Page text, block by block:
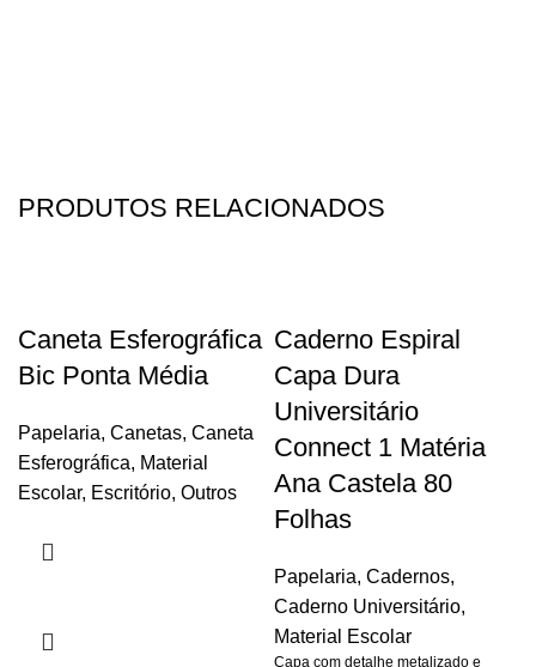
PRODUTOS RELACIONADOS
Caneta Esferográfica
Bic Ponta Média
Papelaria, Canetas, Caneta
Esferográfica, Material
Escolar, Escritório, Outros
Caderno Espiral
Capa Dura
Universitário
Connect 1 Matéria
Ana Castela 80
Folhas
Papelaria, Cadernos,
Caderno Universitário,
Material Escolar
Capa com detalhe metalizado e